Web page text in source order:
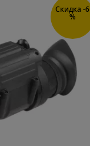
Скидка -6
%